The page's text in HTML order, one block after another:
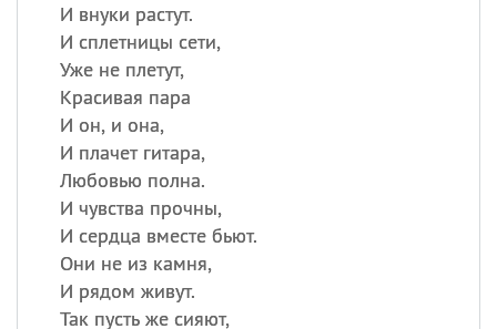
И внуки растут.
И сплетницы сети,
Уже не плетут,
Красивая пара
И он, и она,
И плачет гитара,
Любовью полна.
И чувства прочны,
И сердца вместе бьют.
Они не из камня,
И рядом живут.
Так пусть же сияют,